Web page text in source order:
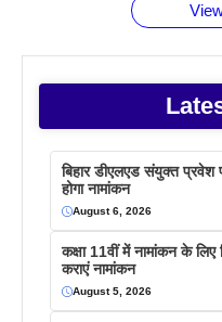
बिहार डीएलएड संयुक्त प्रवेश
होगा नामांकन
August 6, 2026
कक्षा 11वीं में नामांकन के
कराएं नामांकन
August 5, 2026